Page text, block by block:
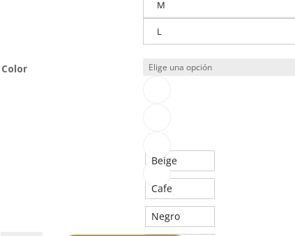
M
L
Color
Beige
Cafe
Negro